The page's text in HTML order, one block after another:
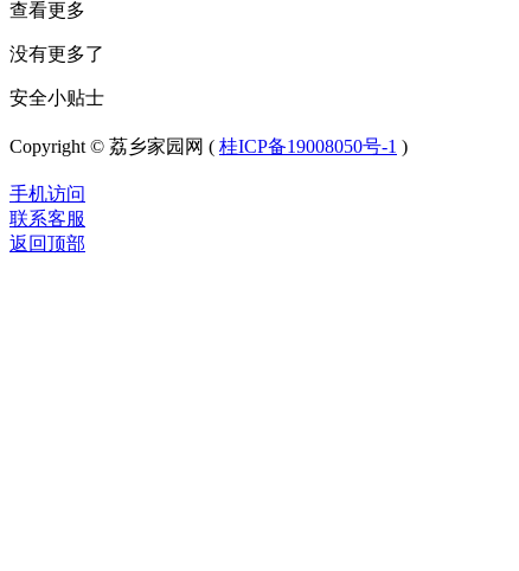
查看更多
没有更多了
安全小贴士
Copyright © 荔乡家园网 ( 桂ICP备19008050号-1 )
手机访问
联系客服
返回顶部